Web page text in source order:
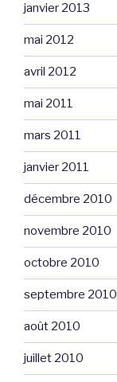
janvier 2013
mai 2012
avril 2012
mai 2011
mars 2011
janvier 2011
décembre 2010
novembre 2010
octobre 2010
septembre 2010
août 2010
juillet 2010